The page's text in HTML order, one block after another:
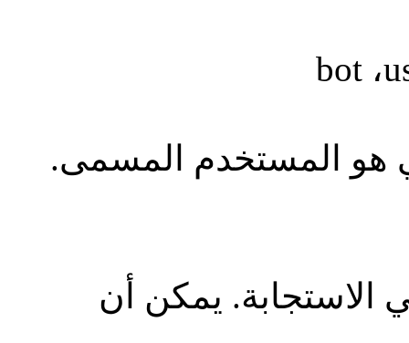
، bot
هو المستخدم المسمى.
الاستجابة. يمكن أن